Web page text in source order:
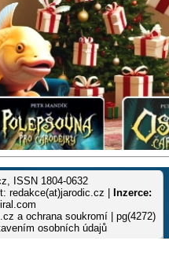
ISSN 1804-0632
redakce(at)jarodic.cz |
Inzerce:
a ochrana soukromí | pg(4272)
osobních údajů